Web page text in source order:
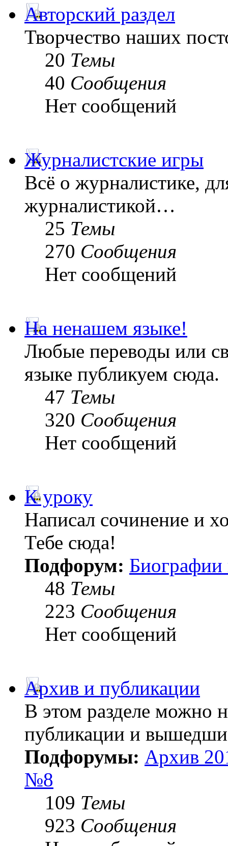
Авторский раздел
Творчество наших
20 Темы
40 Сообщения
Нет сообщений
Журналистские игры
Всё о журналистике,
журналистикой…
25 Темы
270 Сообщения
Нет сообщений
На ненашем языке!
Любые переводы или
языке публикуем сюда.
47 Темы
320 Сообщения
Нет сообщений
К уроку
Написал сочинение и
Тебе сюда!
Подфорум: Биографии
48 Темы
223 Сообщения
Нет сообщений
Архив и публикации
В этом разделе можно
публикации и
Подфорумы: Архив
№8
109 Темы
923 Сообщения